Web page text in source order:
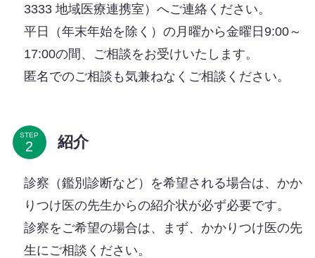
3333 地域医療連携室）へご連絡ください。
平日（年末年始を除く）の月曜から金曜日9:00～
17:00の間、ご相談をお受けいたします。
匿名でのご相談も気兼ねなくご相談ください。
STEP 紹介
診察（鑑別診断など）を希望される場合は、かか
りつけ医の先生からの紹介状が必ず必要です。
診察をご希望の場合は、まず、かかりつけ医の先
生にご相談ください。